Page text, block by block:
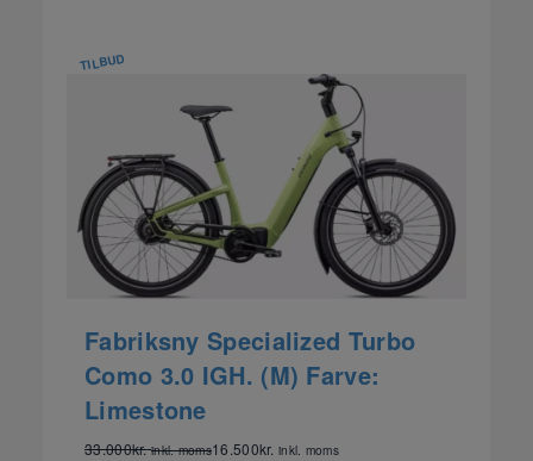
TILBUD
Fabriksny Specialized Turbo
Como 3.0 IGH. (M) Farve:
Limestone
33.000kr. inkl. moms16.500kr. inkl. moms